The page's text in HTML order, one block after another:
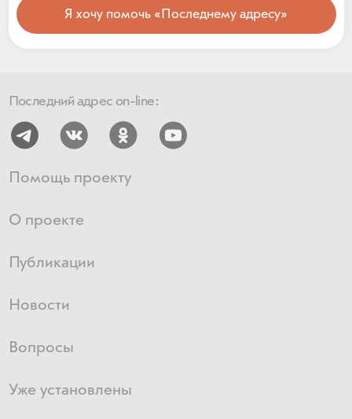
Я хочу помочь «Последнему адресу»
Последний адрес on-line:
Помощь проекту
О проекте
Публикации
Новости
Вопросы
Уже установлены